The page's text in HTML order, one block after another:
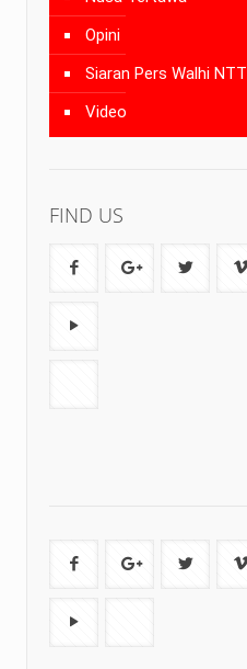
Opini
Siaran Pers Walhi NTT
Video
FIND US